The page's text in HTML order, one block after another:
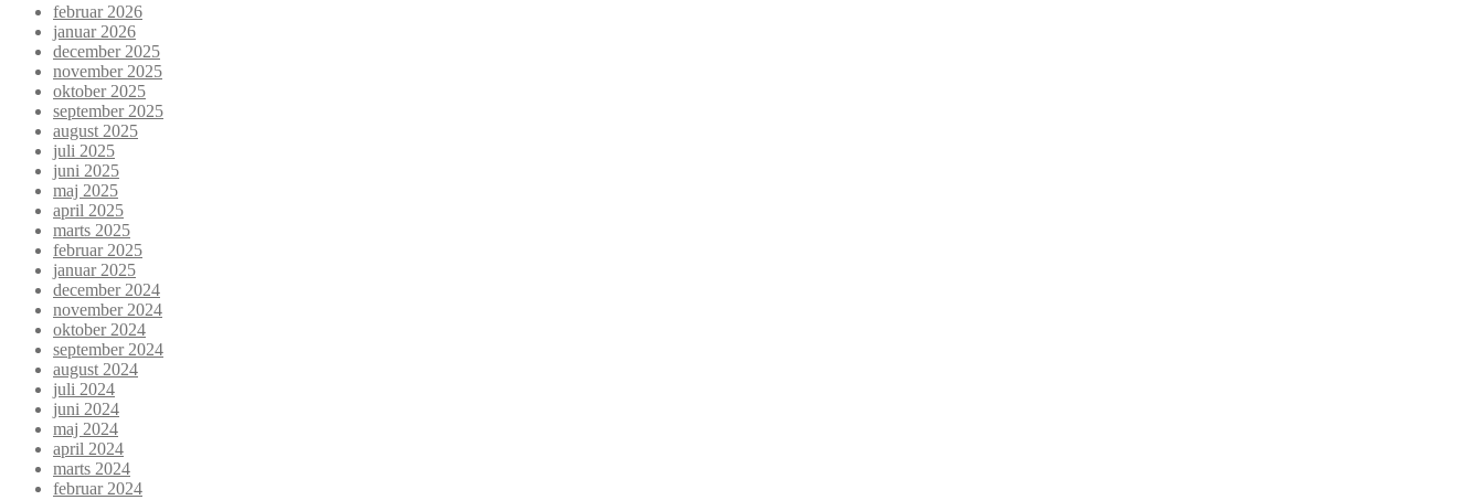
februar 2026
januar 2026
december 2025
november 2025
oktober 2025
september 2025
august 2025
juli 2025
juni 2025
maj 2025
april 2025
marts 2025
februar 2025
januar 2025
december 2024
november 2024
oktober 2024
september 2024
august 2024
juli 2024
juni 2024
maj 2024
april 2024
marts 2024
februar 2024